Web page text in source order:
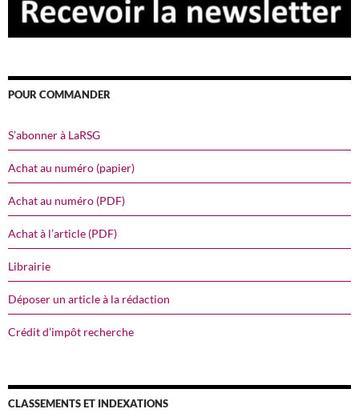
POUR COMMANDER
S’abonner à LaRSG
Achat au numéro (papier)
Achat au numéro (PDF)
Achat à l’article (PDF)
Librairie
Déposer un article à la rédaction
Crédit d’impôt recherche
CLASSEMENTS ET INDEXATIONS